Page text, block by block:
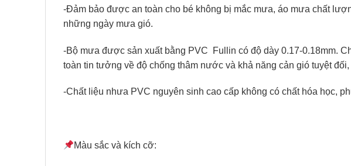
-Đảm bảo được an toàn cho bé không bị mắc mưa, áo mưa chất
những ngày mưa gió.
-Bộ mưa được sản xuất bằng PVC Fullin có độ dày 0.17-0.18mm.
toàn tin tưởng về độ chống thâm nước và khả năng cản gió tuyệt
-Chất liệu nhưa PVC nguyên sinh cao cấp không có chất hóa học,
Màu sắc và kích cỡ: